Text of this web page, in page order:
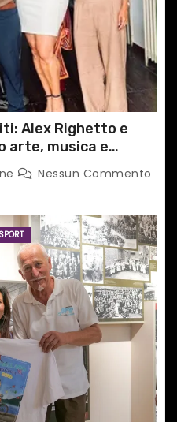
Alex Righetto e
arte, musica e
Nessun Commento
SPORT